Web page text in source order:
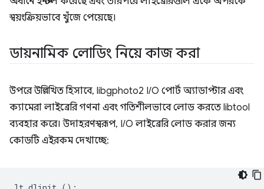
স্বয়ংক্রিয়ভাবে খুঁজে পেয়েছে।
ডায়নামিক লোডিং নিয়ে কাজ করা
উপরে উল্লিখিত হিসাবে, libgphoto2 I/O পোর্ট অ্যাডাপ্টার এবং
ক্যামেরা লাইব্রেরি গণনা এবং গতিশীলভাবে লোড করতে libtool
ব্যবহার করে। উদাহরণস্বরূপ, I/O লাইব্রেরি লোড করার জন্য
কোডটি এইরকম দেখাচ্ছে: